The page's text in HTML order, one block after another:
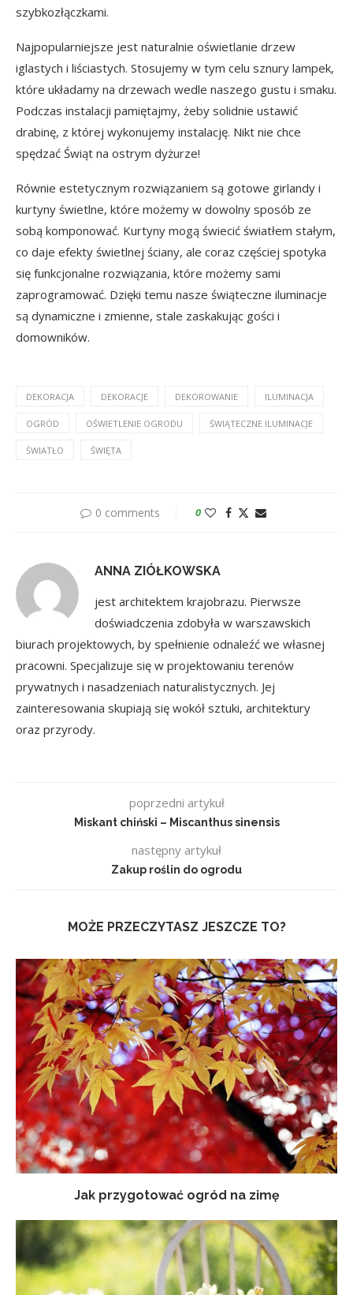
szybkozłączkami.
Najpopularniejsze jest naturalnie oświetlanie drzew
iglastych i liściastych. Stosujemy w tym celu sznury lampek,
które układamy na drzewach wedle naszego gustu i smaku.
Podczas instalacji pamiętajmy, żeby solidnie ustawić
drabinę, z której wykonujemy instalację. Nikt nie chce
spędzać Świąt na ostrym dyżurze!
Równie estetycznym rozwiązaniem są gotowe girlandy i
kurtyny świetlne, które możemy w dowolny sposób ze
sobą komponować. Kurtyny mogą świecić światłem stałym,
co daje efekty świetlnej ściany, ale coraz częściej spotyka
się funkcjonalne rozwiązania, które możemy sami
zaprogramować. Dzięki temu nasze świąteczne iluminacje
są dynamiczne i zmienne, stale zaskakując gości i
domowników.
DEKORACJA DEKORACJE DEKOROWANIE ILUMINACJA
OGRÓD OŚWIETLENIE OGRODU ŚWIĄTECZNE ILUMINACJE
ŚWIATŁO ŚWIĘTA
0 comments 0
ANNA ZIÓŁKOWSKA
jest architektem krajobrazu. Pierwsze
doświadczenia zdobyła w warszawskich
biurach projektowych, by spełnienie odnaleźć we własnej
pracowni. Specjalizuje się w projektowaniu terenów
prywatnych i nasadzeniach naturalistycznych. Jej
zainteresowania skupiają się wokół sztuki, architektury
oraz przyrody.
poprzedni artykuł
Miskant chiński – Miscanthus sinensis
następny artykuł
Zakup roślin do ogrodu
MOŻE PRZECZYTASZ JESZCZE TO?
Jak przygotować ogród na zimę